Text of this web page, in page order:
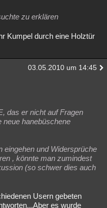
zu erklären
Kumpel durch eine Holztür
03.05.2010 um 14:45
das er nicht auf Fragen
neue hanebüschene
eingehen und Widersprüche
, könnte man zumindest
(so schwer dies auch
Usern gebeten
es wurde